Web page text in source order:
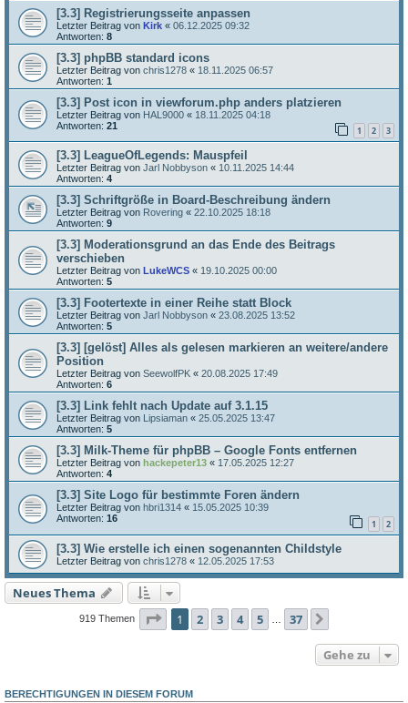
[3.3] Registrierungsseite anpassen
Letzter Beitrag von Kirk « 06.12.2025 09:32
Antworten: 8
[3.3] phpBB standard icons
Letzter Beitrag von chris1278 « 18.11.2025 06:57
Antworten: 1
[3.3] Post icon in viewforum.php anders platzieren
Letzter Beitrag von HAL9000 « 18.11.2025 04:18
Antworten: 21 1 2 3
[3.3] LeagueOfLegends: Mauspfeil
Letzter Beitrag von Jarl Nobbyson « 10.11.2025 14:44
Antworten: 4
[3.3] Schriftgröße in Board-Beschreibung ändern
Letzter Beitrag von Rovering « 22.10.2025 18:18
Antworten: 9
[3.3] Moderationsgrund an das Ende des Beitrags
verschieben
Letzter Beitrag von LukeWCS « 19.10.2025 00:00
Antworten: 5
[3.3] Footertexte in einer Reihe statt Block
Letzter Beitrag von Jarl Nobbyson « 23.08.2025 13:52
Antworten: 5
[3.3] [gelöst] Alles als gelesen markieren an weitere/andere
Position
Letzter Beitrag von SeewolfPK « 20.08.2025 17:49
Antworten: 6
[3.3] Link fehlt nach Update auf 3.1.15
Letzter Beitrag von Lipsiaman « 25.05.2025 13:47
Antworten: 5
[3.3] Milk-Theme für phpBB – Google Fonts entfernen
Letzter Beitrag von hackepeter13 « 17.05.2025 12:27
Antworten: 4
[3.3] Site Logo für bestimmte Foren ändern
Letzter Beitrag von hbri1314 « 15.05.2025 10:39
Antworten: 16 1 2
[3.3] Wie erstelle ich einen sogenannten Childstyle
Letzter Beitrag von chris1278 « 12.05.2025 17:53
Neues Thema
919 Themen Seite 1von 37
1 2 3 4 5 37
Gehe zu
BERECHTIGUNGEN IN DIESEM FORUM